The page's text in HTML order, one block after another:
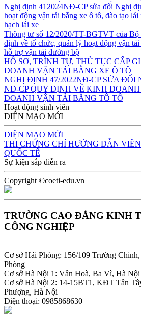
Nghị định 412024NĐ-CP sửa đổi Nghị
hoạt động vận tải bằng xe ô tô, đào tạo
hạch lái xe
Thông tư số 12/2020/TT-BGTVT của Bộ
định về tổ chức, quản lý hoạt động vận
hỗ trợ vận tải đường bộ
HỒ SƠ, TRÌNH TỰ, THỦ TỤC CẤP
DOANH VẬN TẢI BẰNG XE Ô TÔ
NGHỊ ĐỊNH 47/2022NĐ-CP SỬA ĐỔI
NĐ-CP QUY ĐỊNH VỀ KINH
DOANH VẬN TẢI BẰNG TÔ TÔ
Hoạt động sinh viên
DIỆN MẠO MỚI
DIỆN MẠO MỚI
THI CHỨNG CHỈ HƯỚNG DẪN
QUỐC TẾ
Sự kiện sắp diễn ra
Copyright ©coeti-edu.vn
TRƯỜNG CAO ĐẲNG KINH
CÔNG NGHIỆP
Cơ sở Hải Phòng: 156/109 Trường
Phòng
Cơ sở Hà Nội 1: Vân Hoà, Ba Vì, Hà Nội
Cơ sở Hà Nội 2: 14-15BT1, KĐT Tân
Phượng, Hà Nội
Điện thoại: 0985868630